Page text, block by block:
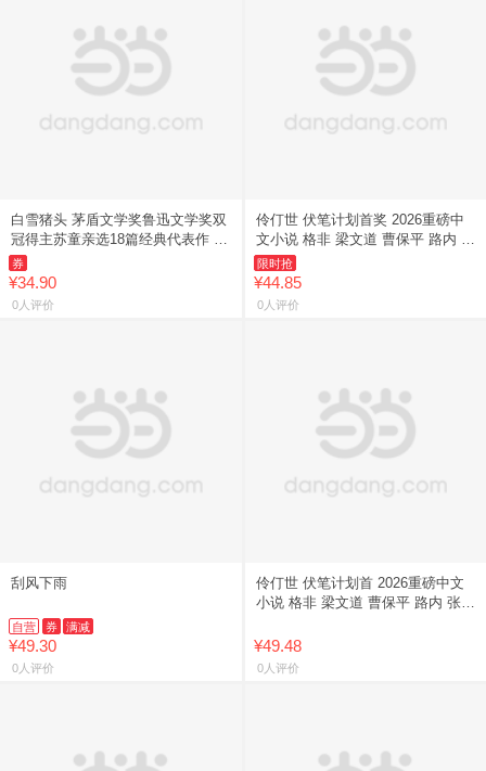
白雪猪头 茅盾文学奖鲁迅文学奖双
冠得主苏童亲选18篇经典代表作 永
恒的香椿树街 挣扎在善恶爱恨间的
小人物众生相 浙江人民
券
¥34.90
0人评价
伶仃世 伏笔计划首奖 2026重磅中
文小说 格非 梁文道 曹保平 路内 张
悦然 淡豹推荐
限时抢
¥44.85
0人评价
刮风下雨
自营 券 满减
¥49.30
0人评价
伶仃世 伏笔计划首 2026重磅中文
小说 格非 梁文道 曹保平 路内 张悦
¥49.48
0人评价